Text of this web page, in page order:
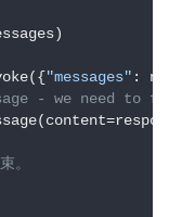
"messages" :
- we need to
。